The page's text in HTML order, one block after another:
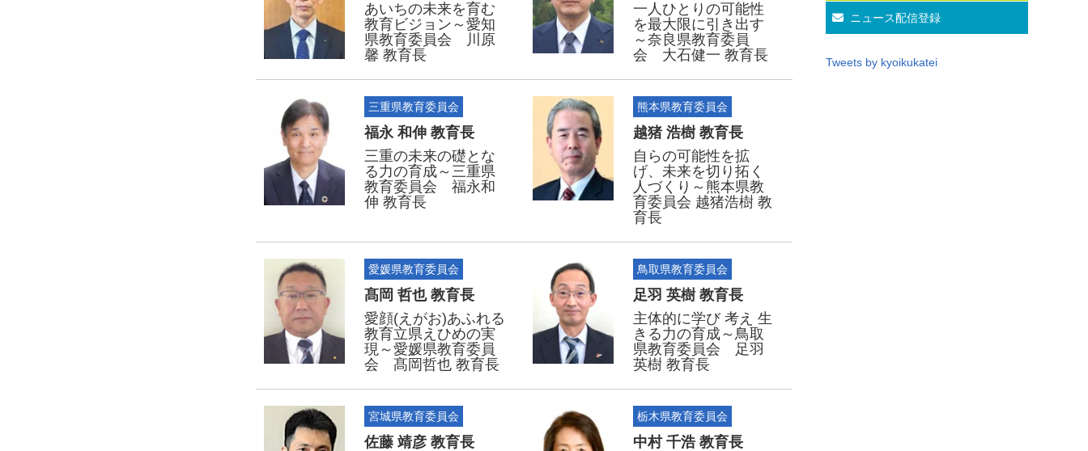
あいちの未来を育む
教育ビジョン～愛知
県教育委員会 川原
馨 教育長
一人ひとりの可能性
を最大限に引き出す
～奈良県教育委員
会 大石健一 教育長
三重県教育委員会
福永 和伸 教育長
三重の未来の礎とな
る力の育成～三重県
教育委員会 福永和
伸 教育長
熊本県教育委員会
越猪 浩樹 教育長
自らの可能性を拡
げ、未来を切り拓く
人づくり～熊本県教
育委員会 越猪浩樹 教
育長
愛媛県教育委員会
髙岡 哲也 教育長
愛顔(えがお)あふれる
教育立県えひめの実
現～愛媛県教育委員
会 髙岡哲也 教育長
鳥取県教育委員会
足羽 英樹 教育長
主体的に学び 考え 生
きる力の育成～鳥取
県教育委員会 足羽
英樹 教育長
宮城県教育委員会
佐藤 靖彦 教育長
栃木県教育委員会
中村 千浩 教育長
ニュース配信登録
Tweets by kyoikukatei